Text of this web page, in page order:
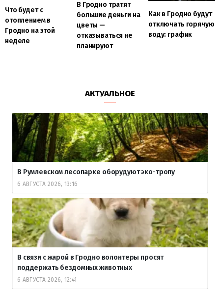
Что будет с
отоплением в
Гродно на этой
неделе
В Гродно тратят
большие деньги на
цветы —
отказываться не
планируют
Как в Гродно будут
отключать горячую
воду: график
АКТУАЛЬНОЕ
В Румлевском лесопарке оборудуют эко-тропу
6 АВГУСТА 2026, 13:16
В связи с жарой в Гродно волонтеры просят
поддержать бездомных животных
6 АВГУСТА 2026, 12:41